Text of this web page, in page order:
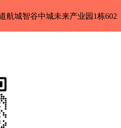
航城智谷中城未来产业园1栋602